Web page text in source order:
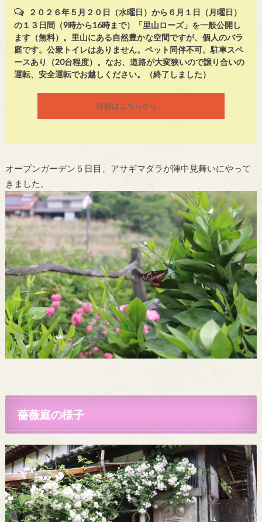
２０２６年５月２０日（水曜日）から６月１日（月曜日）
の１３日間（9時から16時まで）「里山ローズ」を一般公開し
ます（無料）。里山にある自然豊かな空間ですが、個人のバラ
庭です。公衆トイレはありません。ペット同伴不可。駐車スペ
ースあり（20台程度）。なお、道路が大変狭いので譲り合いの
運転、安全運転でお越しください。（終了しました）
詳細はこちらから。
オープンガーデン５日目、アサギマダラが陣中見舞いにやって
きました。
薔薇庭の様子